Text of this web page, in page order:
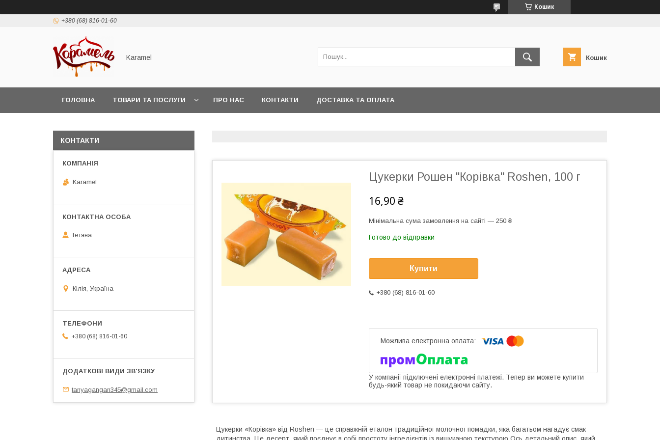
Кошик
+380 (68) 816-01-60
Karamel Кошик
ГОЛОВНА ТОВАРИ ТА ПОСЛУГИ ПРО НАС КОНТАКТИ ДОСТАВКА ТА ОПЛАТА
Цукерки Рошен "Корівка" Roshen, 100 г
16,90 ₴
Мінімальна сума замовлення на сайті — 250 ₴
Готово до відправки
Купити
+380 (68) 816-01-60
У компанії підключені електронні платежі. Тепер ви можете купити
будь-який товар не покидаючи сайту.
Цукерки «Корівка» від Roshen — це справжній еталон традиційної молочної помадки, яка багатьом нагадує смак
КОНТАКТИ
Karamel
Тетяна
Кілія, Україна
+380 (68) 816-01-60
tanyagangan345@gmail.com